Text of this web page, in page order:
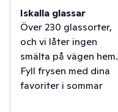
Iskalla glassar
Över 230 glassorter,
och vi låter ingen
smälta på vägen hem.
Fyll frysen med dina
favoriter i sommar